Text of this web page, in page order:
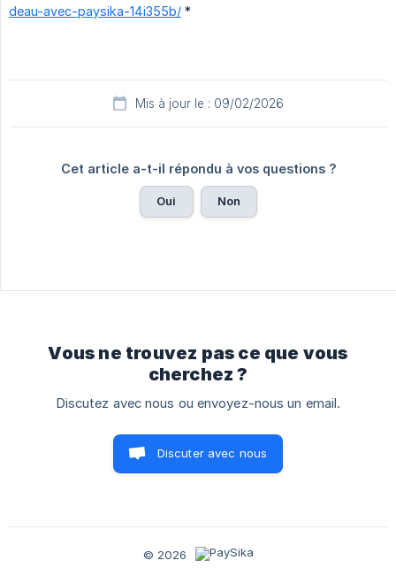
deau-avec-paysika-14i355b/ *
Mis à jour le : 09/02/2026
Cet article a-t-il répondu à vos questions ?
Oui Non
Vous ne trouvez pas ce que vous
cherchez ?
Discutez avec nous ou envoyez-nous un email.
Discuter avec nous
© 2026